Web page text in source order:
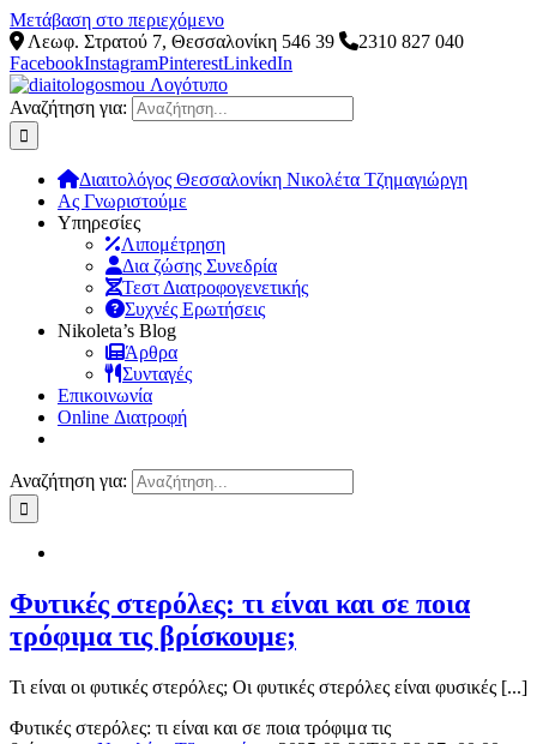
Μετάβαση στο περιεχόμενο
Λεωφ. Στρατού 7, Θεσσαλονίκη 546 39
2310 827 040
FacebookInstagramPinterestLinkedIn
Αναζήτηση για:
Διαιτολόγος Θεσσαλονίκη Νικολέτα Τζημαγιώργη
Ας Γνωριστούμε
Υπηρεσίες
Λιπομέτρηση
Δια ζώσης Συνεδρία
Τεστ Διατροφογενετικής
Συχνές Ερωτήσεις
Νikoleta’s Blog
Άρθρα
Συνταγές
Επικοινωνία
Online Διατροφή
Αναζήτηση για:
Φυτικές στερόλες: τι είναι και σε ποια
τρόφιμα τις βρίσκουμε;
Τι είναι οι φυτικές στερόλες; Οι φυτικές στερόλες είναι φυσικές [...]
Φυτικές στερόλες: τι είναι και σε ποια τρόφιμα τις